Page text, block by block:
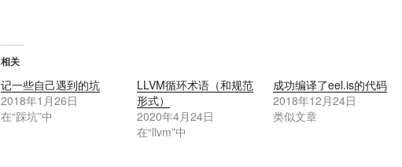
载…
相关
记一些自己遇到的坑
2018年1月26日
在“踩坑”中
LLVM循环术语（和规范
形式）
2020年4月24日
在“llvm”中
成功编译了eel.is的代码
2018年12月24日
类似文章